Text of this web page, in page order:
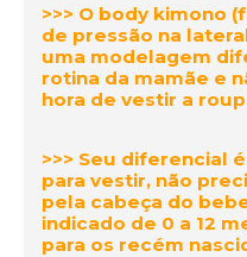
>>> O body kimono (f
de pressão na
uma modelagem
rotina da mamãe e
hora de vestir a
>>> Seu diferencial
para vestir, não
pela cabeça do
indicado de 0 a 12
para os recém